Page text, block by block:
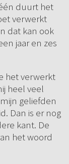
duurt het
verwerkt
dat kan ook
jaar en zes
het verwerkt
heel veel
geliefden
Dan is er nog
kant. De
het woord